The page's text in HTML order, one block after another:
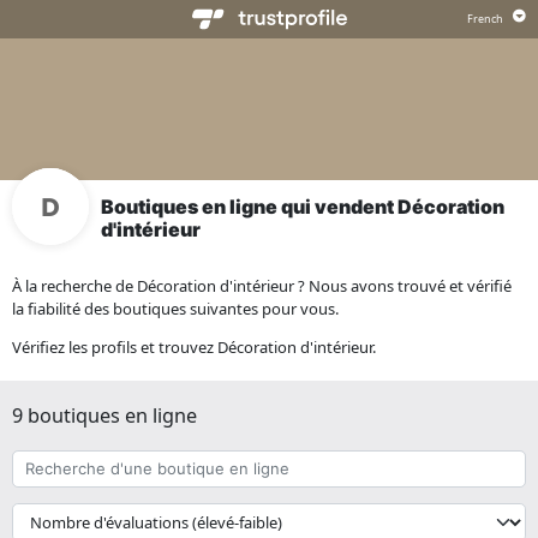
Boutiques en ligne qui vendent Décoration
d'intérieur
À la recherche de Décoration d'intérieur ? Nous avons trouvé et vérifié
la fiabilité des boutiques suivantes pour vous.
Vérifiez les profils et trouvez Décoration d'intérieur.
9 boutiques en ligne
Recherche
d'une
boutique
{{